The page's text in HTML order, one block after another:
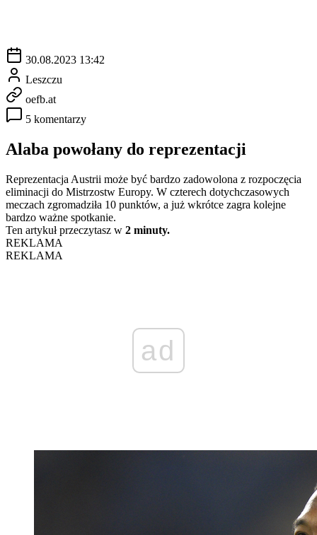
30.08.2023 13:42
Leszczu
oefb.at
5 komentarzy
Alaba powołany do reprezentacji
Reprezentacja Austrii może być bardzo zadowolona z rozpoczęcia
eliminacji do Mistrzostw Europy. W czterech dotychczasowych
meczach zgromadziła 10 punktów, a już wkrótce zagra kolejne
bardzo ważne spotkanie.
Ten artykuł przeczytasz w 2 minuty.
REKLAMA
REKLAMA
ad